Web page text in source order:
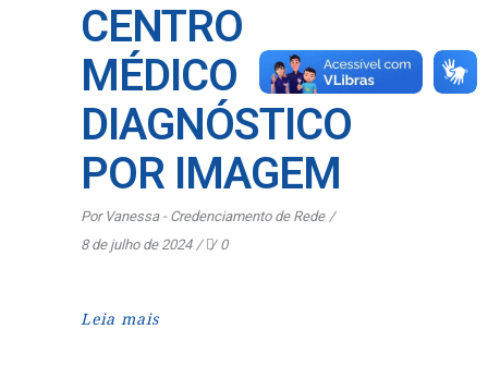
CENTRO
MÉDICO
DIAGNÓSTICO
POR IMAGEM
Por Vanessa - Credenciamento de Rede
8 de julho de 2024
0
Leia mais